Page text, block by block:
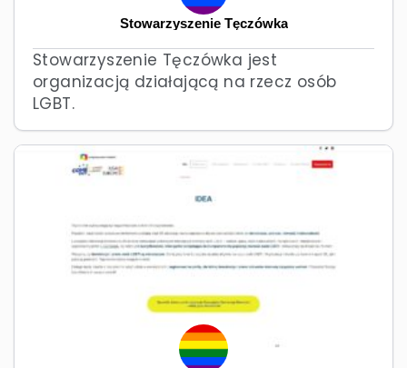
Stowarzyszenie Tęczówka
Stowarzyszenie Tęczówka jest
organizacją działającą na rzecz osób
LGBT.